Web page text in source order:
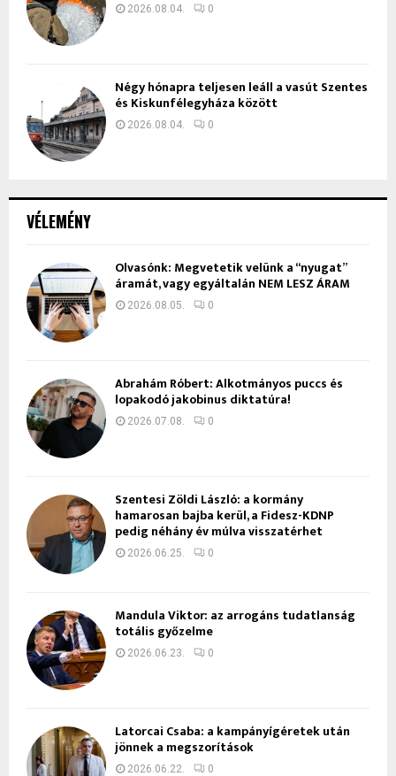
VÉLEMÉNY
Olvasónk: Megvetetik velünk a “nyugat”
áramát, vagy egyáltalán NEM LESZ ÁRAM
2026.08.05. 0
Ábrahám Róbert: Alkotmányos puccs és
lopakodó jakobinus diktatúra!
2026.07.08. 0
Szentesi Zöldi László: a kormány
hamarosan bajba kerül, a Fidesz-KDNP
pedig néhány év múlva visszatérhet
2026.06.25. 0
Mandula Viktor: az arrogáns tudatlanság
totális győzelme
2026.06.23. 0
Latorcai Csaba: a kampányígéretek után
jönnek a megszorítások
2026.06.22. 0
2026.08.04. 0
Négy hónapra teljesen leáll a vasút Szentes
és Kiskunfélegyháza között
2026.08.04. 0